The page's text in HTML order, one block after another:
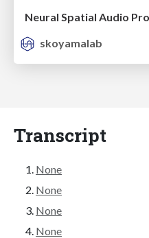
skoyamalab
Transcript
None
None
None
None